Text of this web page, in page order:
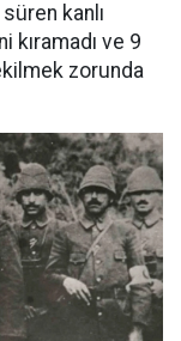
kanlı
kıramadı ve 9
zorunda